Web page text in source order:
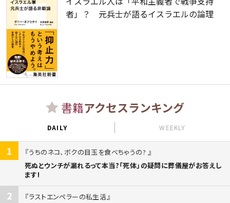
者」？ 元兵士が語るイスラエルの論理
書籍アクセスランキング
DAILY WEEKLY
1
うちのネコ、ボクの目玉を食べちゃうの?
死ぬとウンチが漏れるって本当?「死体」の疑問に葬儀屋がお答えし
ます!
2
ラストエンペラーの私生活